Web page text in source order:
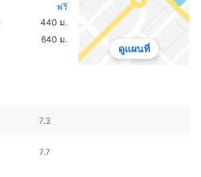
ฟรี
440 ม.
640 ม.
ดูแผนที่
7.3
7.7